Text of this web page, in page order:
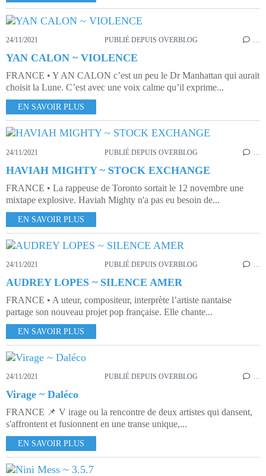
24/11/2021 PUBLIÉ DEPUIS OVERBLOG …
YAN CALON ~ VIOLENCE
FRANCE • Y AN CALON c’est un peu le Dr Manhattan qui aurait
choisit la Lune. C’est avec une voix calme qu’il exprime...
EN SAVOIR PLUS
24/11/2021 PUBLIÉ DEPUIS OVERBLOG
HAVIAH MIGHTY ~ STOCK EXCHANGE
FRANCE • La rappeuse de Toronto sortait le 12 novembre une
mixtape explosive. Haviah Mighty n'a pas eu besoin de...
EN SAVOIR PLUS
24/11/2021 PUBLIÉ DEPUIS OVERBLOG …
AUDREY LOPES ~ SILENCE AMER
FRANCE • A uteur, compositeur, interprète l’artiste nantaise
partage son nouveau projet pop française. Elle chante...
EN SAVOIR PLUS
24/11/2021 PUBLIÉ DEPUIS OVERBLOG …
Virage ~ Daléco
FRANCE 📌 V irage ou la rencontre de deux artistes qui dansent,
s'affrontent et fusionnent en une transe unique,...
EN SAVOIR PLUS